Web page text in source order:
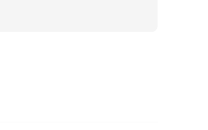
See ist bei sehr warmen Tagen